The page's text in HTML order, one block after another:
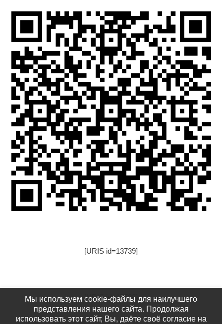
[URIS id=13739]
[URIS id=17522]
Мы используем cookie-файлы для наилучшего
представления нашего сайта. Продолжая
использовать этот сайт, Вы, даёте своё согласие на